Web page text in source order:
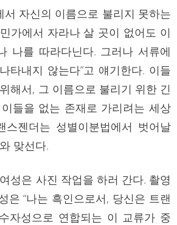
서 자신의 이름으로 불리지 못하는
가에서 자라나 살 곳이 없어도 이
나를 따라다닌다. 그러나 서류에
타내지 않는다”고 얘기한다. 이들
해서, 그 이름으로 불리기 위한 긴
들을 없는 존재로 가리려는 세상
스젠더는 성별이분법에서 벗어날
맞선다.
성은 사진 작업을 하러 간다. 촬영
은 “나는 흑인으로서, 당신은 트랜
자성으로 연합되는 이 교류가 중